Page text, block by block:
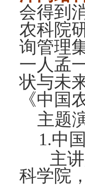
会得到
农科院
询管理
一人孟
状与未
《中国
主题
1.中
主讲
科学院